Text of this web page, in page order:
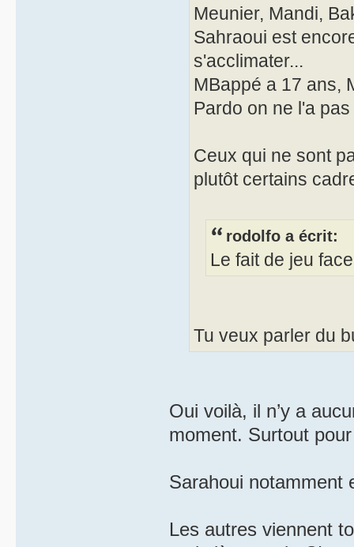
Meunier, Mandi,
Sahraoui est
s'acclimater...
MBappé a 17 ans,
Pardo on ne l'a
Ceux qui ne sont
plutôt certains
rodolfo a écrit:
Le fait de jeu
Tu veux parler du
Oui voilà, il n’y a
moment. Surtout
Sarahoui
Les autres viennent